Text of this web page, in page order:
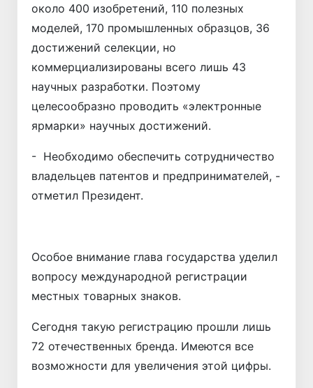
около 400 изобретений, 110 полезных
моделей, 170 промышленных образцов, 36
достижений селекции, но
коммерциализированы всего лишь 43
научных разработки. Поэтому
целесообразно проводить «электронные
ярмарки» научных достижений.
- Необходимо обеспечить сотрудничество
владельцев патентов и предпринимателей, -
отметил Президент.
Особое внимание глава государства уделил
вопросу международной регистрации
местных товарных знаков.
Сегодня такую регистрацию прошли лишь
72 отечественных бренда. Имеются все
возможности для увеличения этой цифры.